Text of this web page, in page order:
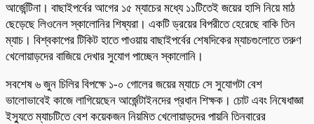
আর্জেন্টিনা। বাছাইপর্বের আগের ১৫ ম্যাচের মধ্যে ১১টিতেই জয়ের হাসি নিয়ে মাঠ
ছেড়েছে লিওনেল স্কালোনির শিষ্যরা। একটি ড্রয়ের বিপরীতে হেরেছে বাকি তিন
ম্যাচ। বিশ্বকাপের টিকিট হাতে পাওয়ায় বাছাইপর্বের শেষদিকের ম্যাচগুলোতে তরুণ
খেলোয়াড়দের বাজিয়ে দেখার সুযোগ পাচ্ছেন স্কালোনি।
সবশেষ ৬ জুন চিলির বিপক্ষে ১-০ গোলের জয়ের ম্যাচে সে সুযোগটা বেশ
ভালোভাবেই কাজে লাগিয়েছেন আর্জেন্টাইনদের প্রধান শিক্ষক। চোট এবং নিষেধাজ্ঞা
ইস্যুতে ম্যাচটিতে বেশ কয়েকজন নিয়মিত খেলোয়াড়দের পায়নি তিনবারের